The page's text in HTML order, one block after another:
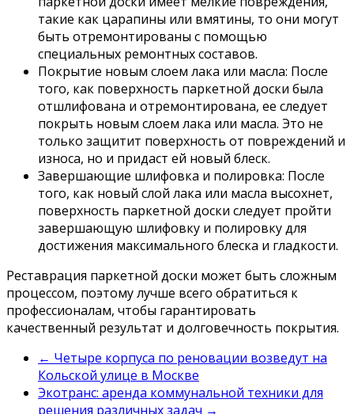
такие как царапины или вмятины, то они могут
быть отремонтированы с помощью
специальных ремонтных составов.
Покрытие новым слоем лака или масла: После
того, как поверхность паркетной доски была
отшлифована и отремонтирована, ее следует
покрыть новым слоем лака или масла. Это не
только защитит поверхность от повреждений и
износа, но и придаст ей новый блеск.
Завершающие шлифовка и полировка: После
того, как новый слой лака или масла высохнет,
поверхность паркетной доски следует пройти
завершающую шлифовку и полировку для
достижения максимального блеска и гладкости.
Реставрация паркетной доски может быть сложным
процессом, поэтому лучше всего обратиться к
профессионалам, чтобы гарантировать
качественный результат и долговечность покрытия.
← Четыре корпуса по реновации возведут на
Кольской улице в Москве
Экотранс: аренда коммунальной техники для
решения различных задач →